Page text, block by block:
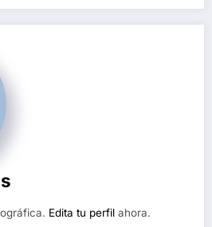
Edita tu perfil ahora.